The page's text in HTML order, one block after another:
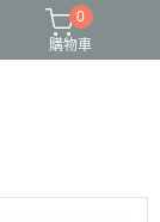
0
購物車